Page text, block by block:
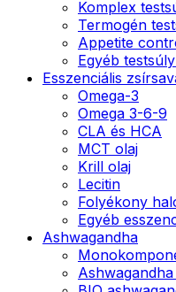
Komplex
Termogén
Appetite
Egyéb
Esszenciális
Omega-3
Omega 3-6-9
CLA és HCA
MCT olaj
Krill olaj
Lecitin
Folyékony
Egyéb
Ashwagandha